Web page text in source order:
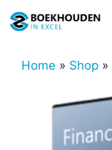
naar
inhoudHome » Shop »